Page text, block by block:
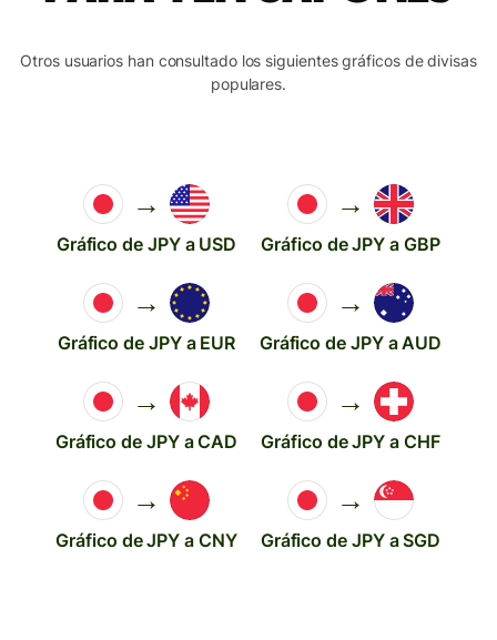
Otros usuarios han consultado los siguientes gráficos de divisas
populares.
→
Gráfico de JPY a USD
→
Gráfico de JPY a GBP
→
Gráfico de JPY a EUR
→
Gráfico de JPY a AUD
→
Gráfico de JPY a CAD
→
Gráfico de JPY a CHF
→
Gráfico de JPY a CNY
→
Gráfico de JPY a SGD